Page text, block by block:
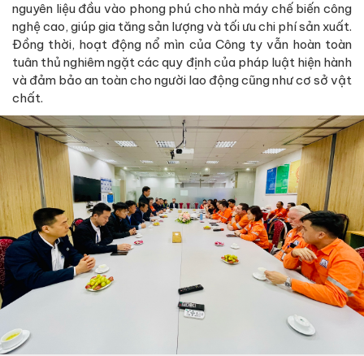
nguyên liệu đầu vào phong phú cho nhà máy chế biến công
nghệ cao, giúp gia tăng sản lượng và tối ưu chi phí sản xuất.
Đồng thời, hoạt động nổ mìn của Công ty vẫn hoàn toàn
tuân thủ nghiêm ngặt các quy định của pháp luật hiện hành
và đảm bảo an toàn cho người lao động cũng như cơ sở vật
chất.